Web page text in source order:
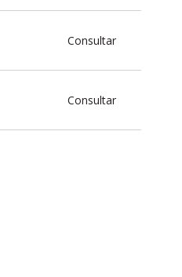
Consultar
Consultar